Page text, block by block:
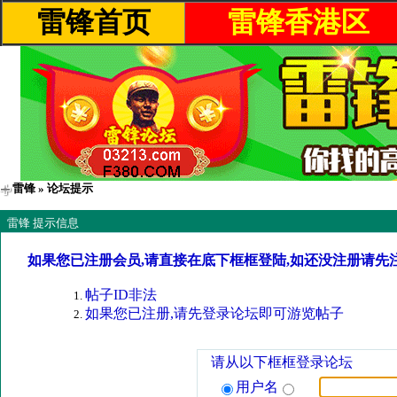
雷锋首页 雷锋香港区
雷锋 » 论坛提示
雷锋 提示信息
如果您已注册会员,请直接在底下框框登陆,如还没注册请先
帖子ID非法
如果您已注册,请先登录论坛即可游览帖子
请从以下框框登录论坛
用户名